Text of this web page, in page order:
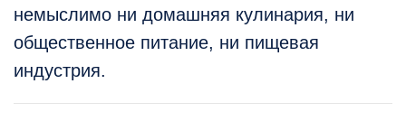
немыслимо ни домашняя кулинария, ни
общественное питание, ни пищевая
индустрия.